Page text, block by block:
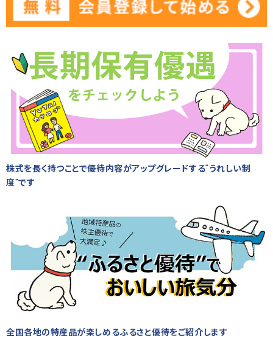
株式を長く持つことで優待内容がアップグレードする“うれしい制
度”です
全国各地の特産品が楽しめるふるさと優待をご紹介します